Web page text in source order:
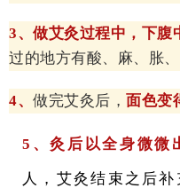
3、做艾灸过程中，下腹
过的地方有酸、麻、胀、
4、做完艾灸后，面色变
5、灸后以全身微微
人，艾灸结束之后补